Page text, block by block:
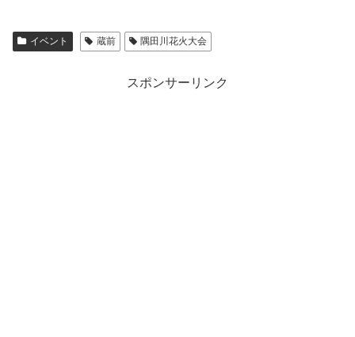
イベント 蔵前 隅田川花火大会
スポンサーリンク